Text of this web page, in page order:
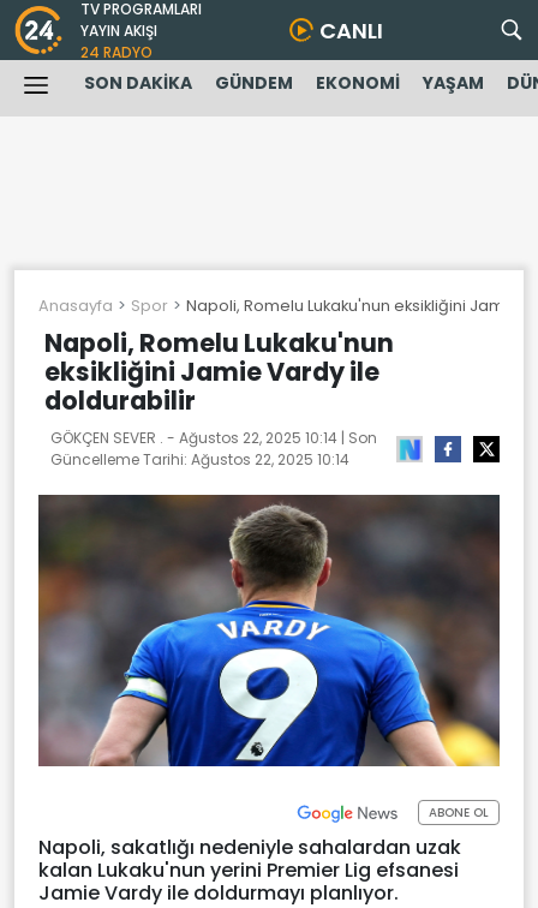
TV PROGRAMLARI
YAYIN AKIŞI
24 RADYO
CANLI
SON DAKİKA GÜNDEM EKONOMİ YAŞAM
Anasayfa Spor Napoli, Romelu Lukaku'nun eksikliğini Jamie
Napoli, Romelu Lukaku'nun
eksikliğini Jamie Vardy ile
doldurabilir
GÖKÇEN SEVER . - Ağustos 22, 2025 10:14 | Son
Güncelleme Tarihi: Ağustos 22, 2025 10:14
ABONE OL
Napoli, sakatlığı nedeniyle sahalardan uzak
kalan Lukaku'nun yerini Premier Lig efsanesi
Jamie Vardy ile doldurmayı planlıyor.